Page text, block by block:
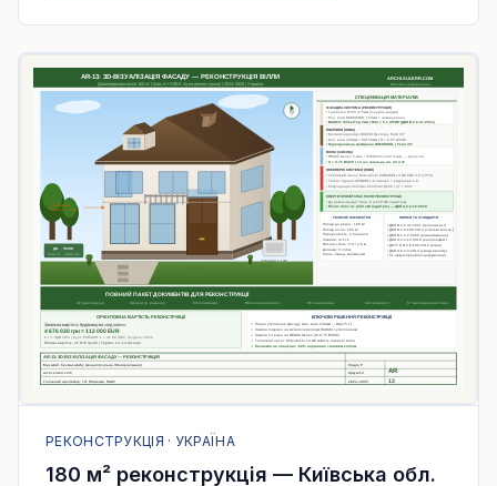
РЕКОНСТРУКЦІЯ · УКРАЇНА
180 м² реконструкція — Київська обл.